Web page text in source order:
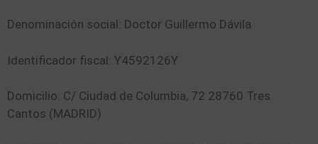
Denominación social: Doctor Guillermo Dávila
Identificador fiscal: Y4592126Y
Domicilio: C/ Ciudad de Columbia, 72 28760 Tres
Cantos (MADRID)